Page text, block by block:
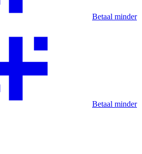
Betaal minder
Betaal minder